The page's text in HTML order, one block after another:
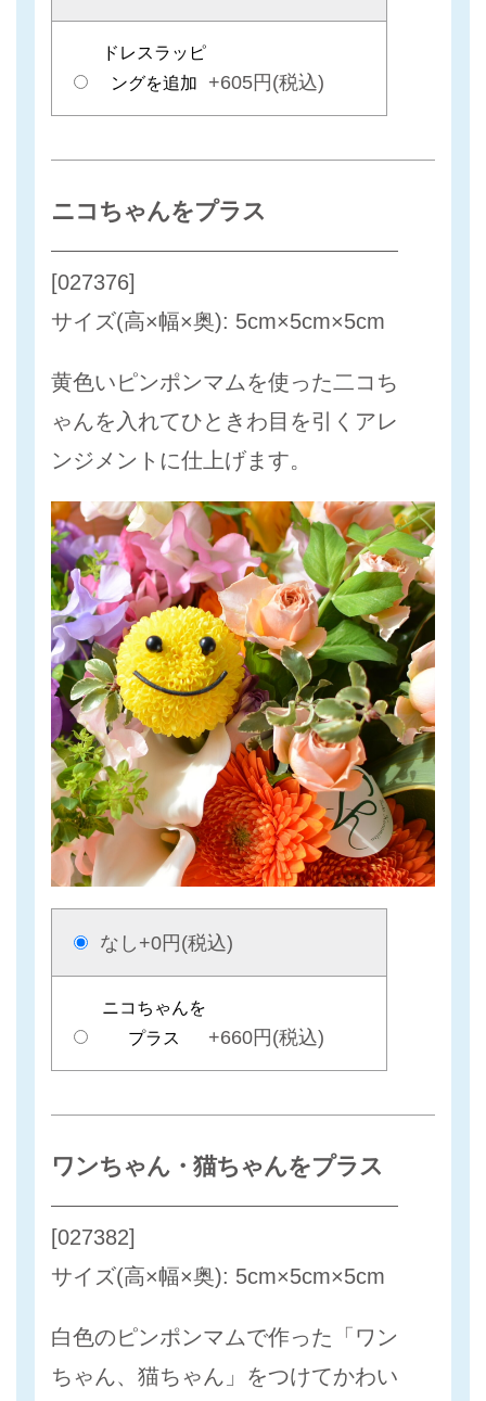
ドレスラッピ
ングを追加
+605円(税込)
ニコちゃんをプラス
[027376]
サイズ(高×幅×奥): 5cm×5cm×5cm
黄色いピンポンマムを使った二コち
ゃんを入れてひときわ目を引くアレ
ンジメントに仕上げます。
なし +0円(税込)
ニコちゃんを
プラス
+660円(税込)
ワンちゃん・猫ちゃんをプラス
[027382]
サイズ(高×幅×奥): 5cm×5cm×5cm
白色のピンポンマムで作った「ワン
ちゃん、猫ちゃん」をつけてかわい